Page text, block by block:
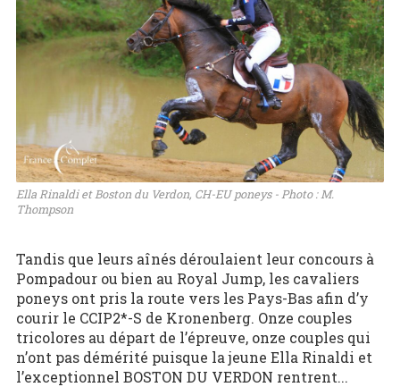
Ella Rinaldi et Boston du Verdon, CH-EU poneys - Photo : M.
Thompson
Tandis que leurs aînés déroulaient leur concours à
Pompadour ou bien au Royal Jump, les cavaliers
poneys ont pris la route vers les Pays-Bas afin d’y
courir le CCIP2*-S de Kronenberg. Onze couples
tricolores au départ de l’épreuve, onze couples qui
n’ont pas démérité puisque la jeune Ella Rinaldi et
l’exceptionnel BOSTON DU VERDON rentrent...